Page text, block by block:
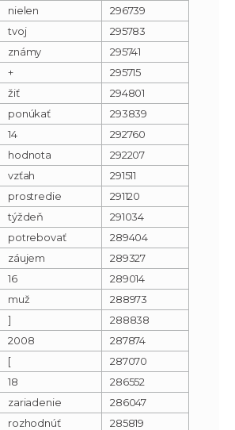
nielen
296739
tvoj
295783
známy
295741
+
295715
žiť
294801
ponúkať
293839
14
292760
hodnota
292207
vzťah
291511
prostredie
291120
týždeň
291034
potrebovať
289404
záujem
289327
16
289014
muž
288973
]
288838
2008
287874
[
287070
18
286552
zariadenie
286047
rozhodnúť
285819